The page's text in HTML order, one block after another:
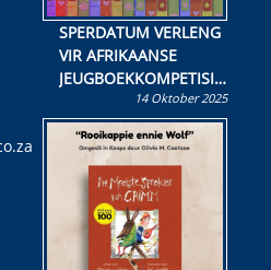
SPERDATUM VERLENG
VIR AFRIKAANSE
JEUGBOEKKOMPETISIE
Skryf ’n jeugboek of
kinderboek en staan ’n
kans om R50 000 te
wen!
14 Oktober 2025